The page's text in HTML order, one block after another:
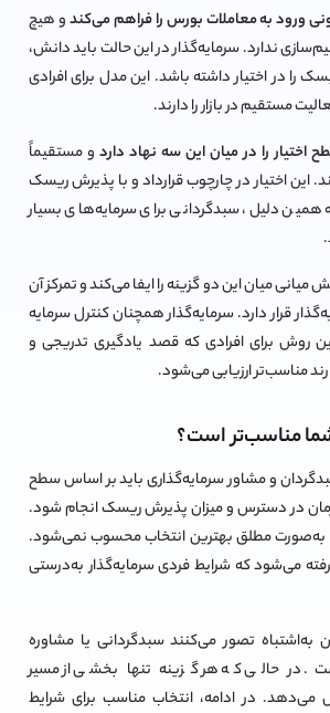
ورود به معاملات بورس را فراهم می‌کندو هیچ
ندارد. سرمایه‌گذار در این حالت باید دانش،
را در اختیار داشته باشد. این مدل برای افرادی
مستقیم در بازار را دارند.
را در میان این سه نهاد دارد و مستقیماً
این اختیار در چارچوب قرارداد و با پذیرش ریسک
همین دلیل، سبدگردانی برای سرمایه‌های بسیار
میان این دو گزینه را ایفا می‌کند و تمرکز آن
قرار دارد. سرمایه‌گذار همچنان کنترل سرمایه
روش برای افرادی که قصد یادگیری تدریجی و
مناسب‌تر ارزیابی می‌شود.
مناسب‌تر است؟
و مشاور سرمایه‌گذاری باید بر اساس سطح
در دسترس و میزان پذیرش ریسک انجام شود.
به‌صورت مطلق بهترین انتخاب محسوب نمی‌شود.
می‌شود که شرایط فردی سرمایه‌گذار به‌درستی
به‌اشتباه تصور می‌کنند سبدگردانی یا مشاوره
در حالی که هر گزینه تنها بخشی از مسیر
می‌دهد. در ادامه، انتخاب مناسب برای شرایط